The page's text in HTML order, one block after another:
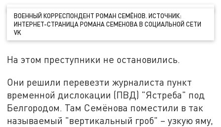
ВОЕННЫЙ КОРРЕСПОНДЕНТ РОМАН СЕМЁНОВ. ИСТОЧНИК:
ИНТЕРНЕТ-СТРАНИЦА РОМАНА СЕМЕНОВА В СОЦИАЛЬНОЙ СЕТИ
VK
На этом преступники не остановились.
Они решили перевезти журналиста пункт
временной дислокации (ПВД) "Ястреба" под
Белгородом. Там Семёнова поместили в так
называемый "вертикальный гроб" – узкую яму,